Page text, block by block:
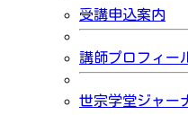
受講申込案内
講師プロフィー
世宗学堂ジャー